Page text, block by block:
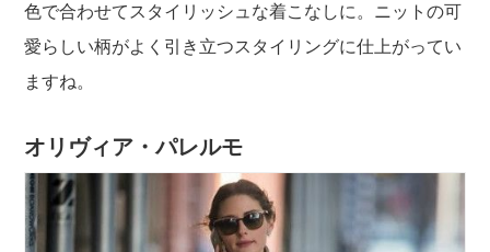
色で合わせてスタイリッシュな着こなしに。ニットの可
愛らしい柄がよく引き立つスタイリングに仕上がってい
ますね。
オリヴィア・パレルモ